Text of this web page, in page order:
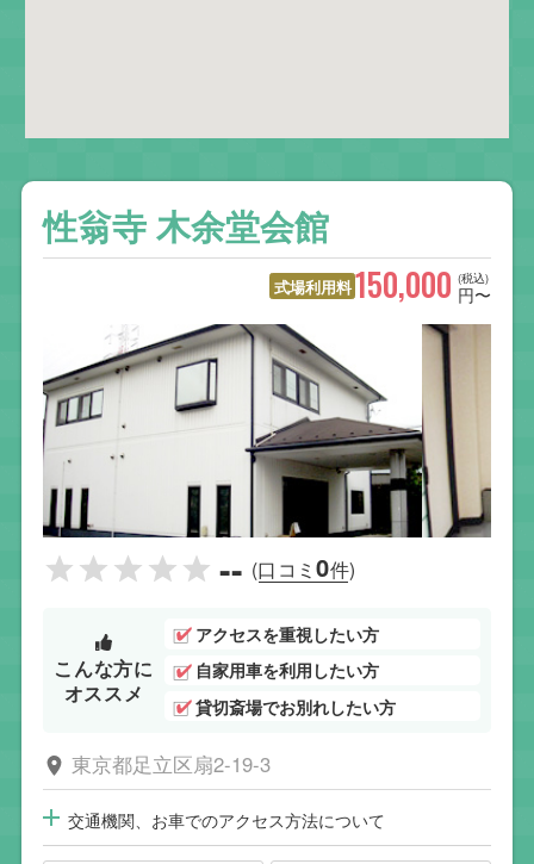
性翁寺 木余堂会館
式場利用料 (税込)
150,000 円〜
-- (口コミ0件)
こんな方に
オススメ
アクセスを重視したい方
自家用車を利用したい方
貸切斎場でお別れしたい方
東京都足立区扇2-19-3
交通機関、お車でのアクセス方法について